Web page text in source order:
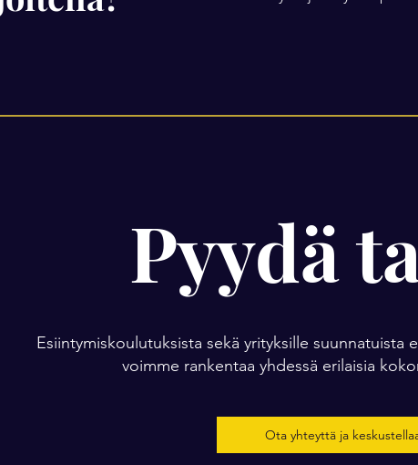
Pyydä
Esiintymiskoulutuksista sekä yrityksille suunnatuista
voimme rankentaa yhdessä erilaisia
Ota yhteyttä ja